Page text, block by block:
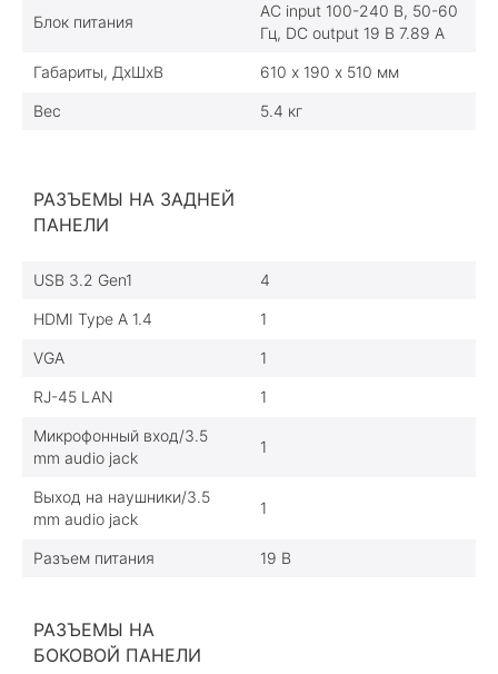
Блок питания
AC input 100-240 В, 50-60
Гц, DC output 19 В 7.89 A
Габариты, ДхШхВ 610 х 190 х 510 мм
Вес 5.4 кг
РАЗЪЕМЫ НА ЗАДНЕЙ
ПАНЕЛИ
USB 3.2 Gen1 4
HDMI Type A 1.4 1
VGA 1
RJ-45 LAN 1
Микрофонный вход/3.5
mm audio jack
1
Выход на наушники/3.5
mm audio jack
1
Разъем питания 19 В
РАЗЪЕМЫ НА
БОКОВОЙ ПАНЕЛИ